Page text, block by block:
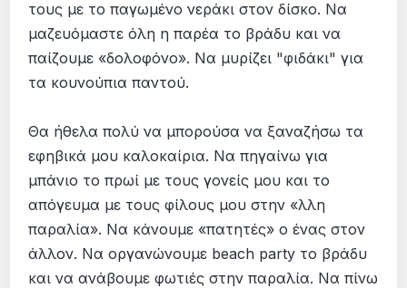
τους με το παγωμένο νεράκι στον δίσκο. Να
μαζευόμαστε όλη η παρέα το βράδυ και να
παίζουμε «δολοφόνο». Να μυρίζει "φιδάκι" για
τα κουνούπια παντού.
Θα ήθελα πολύ να μπορούσα να ξαναζήσω τα
εφηβικά μου καλοκαίρια. Να πηγαίνω για
μπάνιο το πρωί με τους γονείς μου και το
απόγευμα με τους φίλους μου στην «λλη
παραλία». Να κάνουμε «πατητές» ο ένας στον
άλλον. Να οργανώνουμε beach party το βράδυ
και να ανάβουμε φωτιές στην παραλία. Να πίνω